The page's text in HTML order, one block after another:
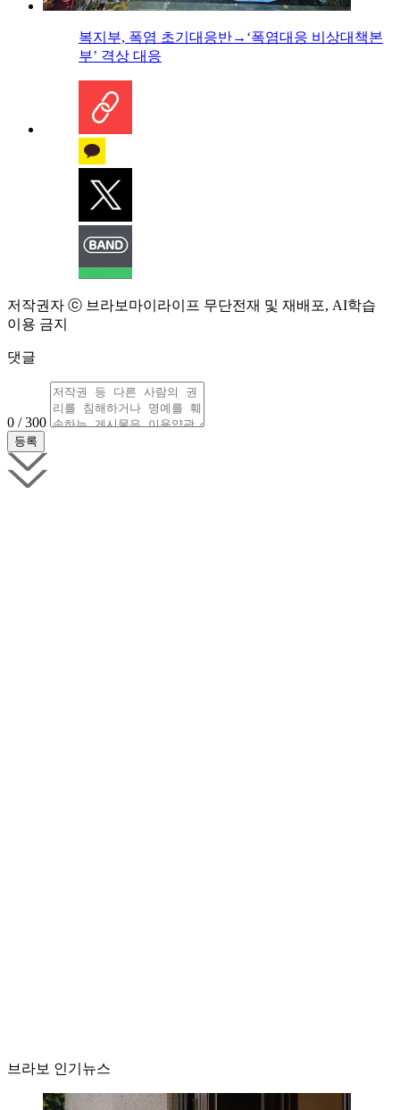
복지부, 폭염 초기대응반→‘폭염대응 비상대책본
부’ 격상 대응
저작권자 ⓒ 브라보마이라이프 무단전재 및 재배포, AI학습
이용 금지
댓글
0 / 300
브라보 인기뉴스